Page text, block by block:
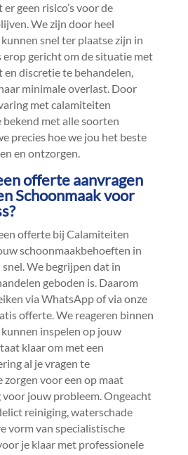
geen risico’s voor de
We zijn door heel
snel ter plaatse zijn in
erop gericht om de situatie met
discretie te behandelen,
minimale overlast.​ Door
met calamiteiten
bekend met alle soorten
precies hoe we jou het beste
en ontzorgen.​
offerte aanvragen
Schoonmaak voor
offerte bij Calamiteiten
schoonmaakbehoeften in
We begrijpen dat in
geboden is.​ Daarom
via WhatsApp of via onze
offerte.​ We reageren binnen
inspelen op jouw
klaar om met een
al je vragen te
voor een op maat
voor jouw probleem.​ Ongeacht
reiniging, waterschade
vorm van specialistische
je klaar met professionele